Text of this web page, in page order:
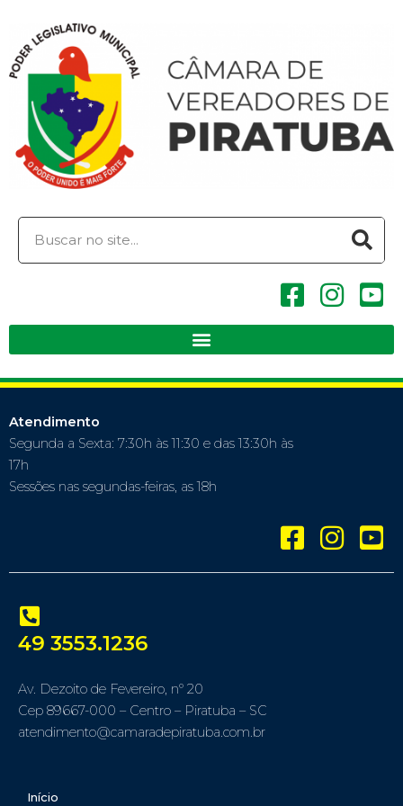
Atendimento
Segunda a Sexta: 7:30h às 11:30 e das 13:30h às
17h
Sessões nas segundas-feiras, as 18h
49 3553.1236
Av. Dezoito de Fevereiro, nº 20
Cep 89667-000 – Centro – Piratuba – SC
atendimento@camaradepiratuba.com.br
Início